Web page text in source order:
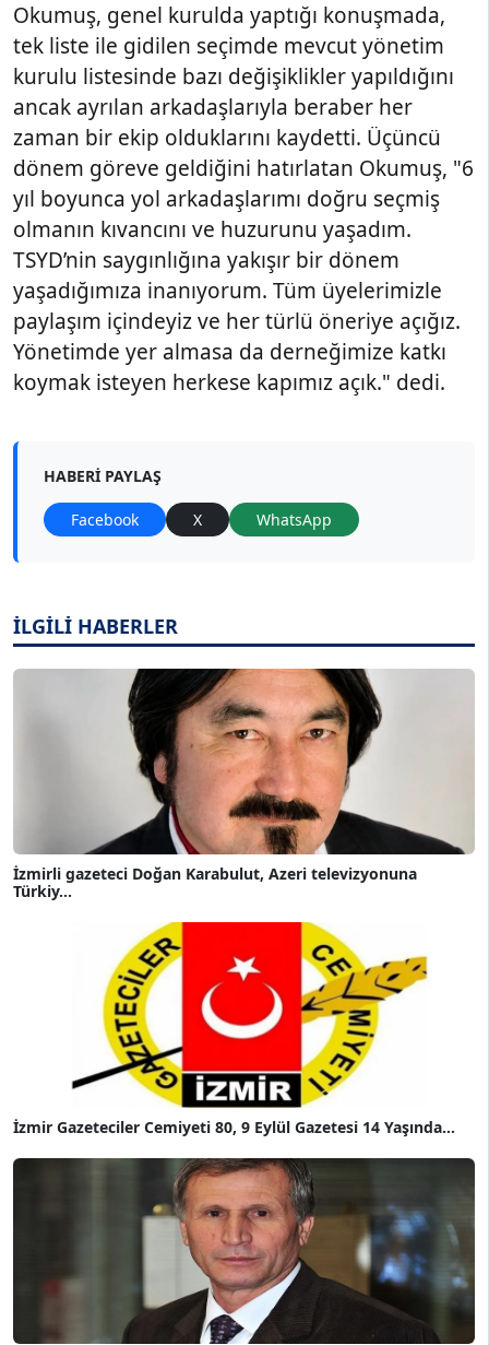
Okumuş, genel kurulda yaptığı konuşmada,
tek liste ile gidilen seçimde mevcut yönetim
kurulu listesinde bazı değişiklikler yapıldığını
ancak ayrılan arkadaşlarıyla beraber her
zaman bir ekip olduklarını kaydetti. Üçüncü
dönem göreve geldiğini hatırlatan Okumuş, "6
yıl boyunca yol arkadaşlarımı doğru seçmiş
olmanın kıvancını ve huzurunu yaşadım.
TSYD’nin saygınlığına yakışır bir dönem
yaşadığımıza inanıyorum. Tüm üyelerimizle
paylaşım içindeyiz ve her türlü öneriye açığız.
Yönetimde yer almasa da derneğimize katkı
koymak isteyen herkese kapımız açık." dedi.
HABERI PAYLAŞ
Facebook X WhatsApp
İLGİLİ HABERLER
İzmirli gazeteci Doğan Karabulut, Azeri televizyonuna
Türkiy...
İzmir Gazeteciler Cemiyeti 80, 9 Eylül Gazetesi 14 Yaşında...